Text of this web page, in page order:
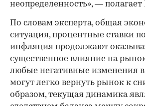
неопределенность», —
По словам эксперта, общая
ситуация, процентные ставки
инфляция продолжают
существенное влияние на
любые негативные изменения в
могут легко вернуть рынок к
образом, текущая динамика